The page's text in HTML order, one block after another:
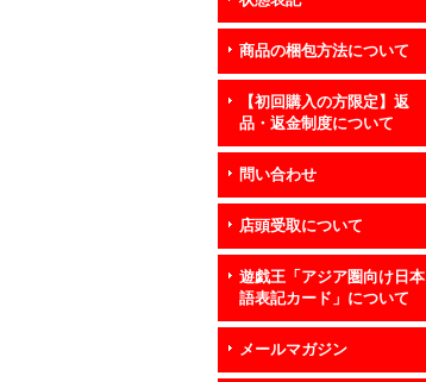
商品の梱包方法について
【初回購入の方限定】返
品・返金制度について
問い合わせ
店頭受取について
遊戯王「アジア圏向け日本
語表記カード」について
メールマガジン